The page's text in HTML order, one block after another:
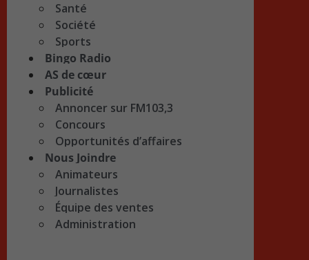
Santé
Société
Sports
Bingo Radio
AS de cœur
Publicité
Annoncer sur FM103,3
Concours
Opportunités d’affaires
Nous Joindre
Animateurs
Journalistes
Équipe des ventes
Administration